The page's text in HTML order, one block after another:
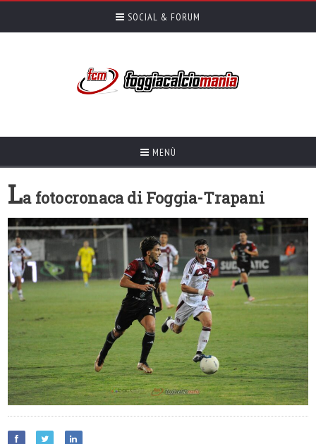
SOCIAL & FORUM
MENÙ
La fotocronaca di Foggia-Trapani